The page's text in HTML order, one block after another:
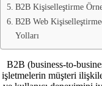
B2B Kişiselleştirme
B2B Web
Yolları
B2B (business-to-
işletmelerin müşteri